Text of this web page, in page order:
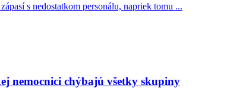
s nedostatkom personálu, napriek tomu ...
nemocnici chýbajú všetky skupiny